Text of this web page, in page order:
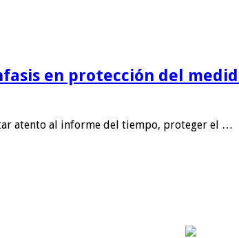
en protección del
atento al informe del tiempo, proteger el …